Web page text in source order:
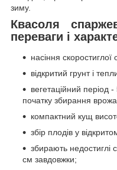
зиму.
Квасоля
переваги і
насіння скоростиглої
відкритий грунт і
вегетаційний період
початку збирання
компактний кущ
збір плодів у
збирають недостиглі
см завдовжки;